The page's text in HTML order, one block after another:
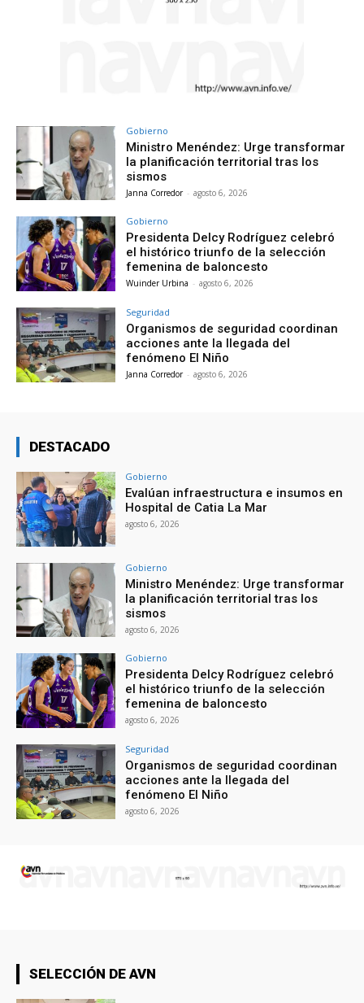
Gobierno
Ministro Menéndez: Urge transformar
la planificación territorial tras los
sismos
Janna Corredor - agosto 6, 2026
Gobierno
Presidenta Delcy Rodríguez celebró
el histórico triunfo de la selección
femenina de baloncesto
Wuinder Urbina - agosto 6, 2026
Seguridad
Organismos de seguridad coordinan
acciones ante la llegada del
fenómeno El Niño
Janna Corredor - agosto 6, 2026
DESTACADO
Gobierno
Evalúan infraestructura e insumos en
Hospital de Catia La Mar
agosto 6, 2026
Gobierno
Ministro Menéndez: Urge transformar
la planificación territorial tras los
sismos
agosto 6, 2026
Gobierno
Presidenta Delcy Rodríguez celebró
el histórico triunfo de la selección
femenina de baloncesto
agosto 6, 2026
Seguridad
Organismos de seguridad coordinan
acciones ante la llegada del
fenómeno El Niño
agosto 6, 2026
SELECCIÓN DE AVN